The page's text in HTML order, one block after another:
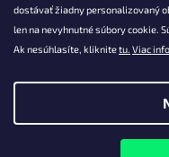
dostávať žiadny personalizovaný
len na nevyhnutné súbory cookie.
Ak nesúhlasíte, kliknitetu. Viac